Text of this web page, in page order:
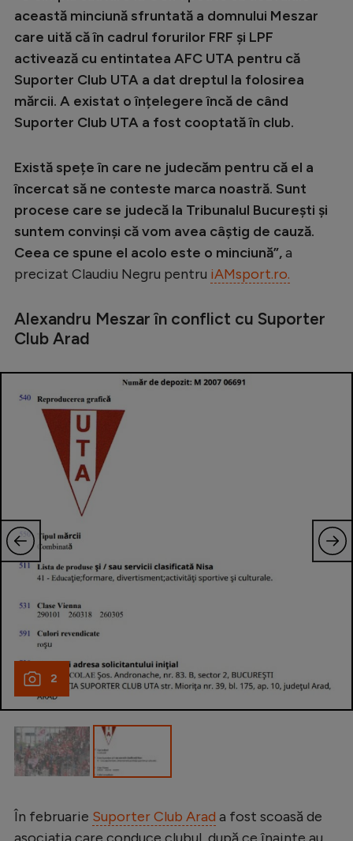
JO 2026
Creează cont
această minciună sfruntată a domnului Meszar
care uită că în cadrul forurilor FRF și LPF
activează cu entintatea AFC UTA pentru că
Suporter Club UTA a dat dreptul la folosirea
mărcii. A existat o înțelegere încă de când
Suporter Club UTA a fost cooptată în club.
Există spețe în care ne judecăm pentru că el a
încercat să ne conteste marca noastră. Sunt
procese care se judecă la Tribunalul București și
suntem convinși că vom avea câștig de cauză.
Ceea ce spune el acolo este o minciună”,a
precizat Claudiu Negru pentru iAMsport.ro.
Alexandru Meszar în conflict cu Suporter
Club Arad
2
În februarie Suporter Club Arad a fost scoasă de